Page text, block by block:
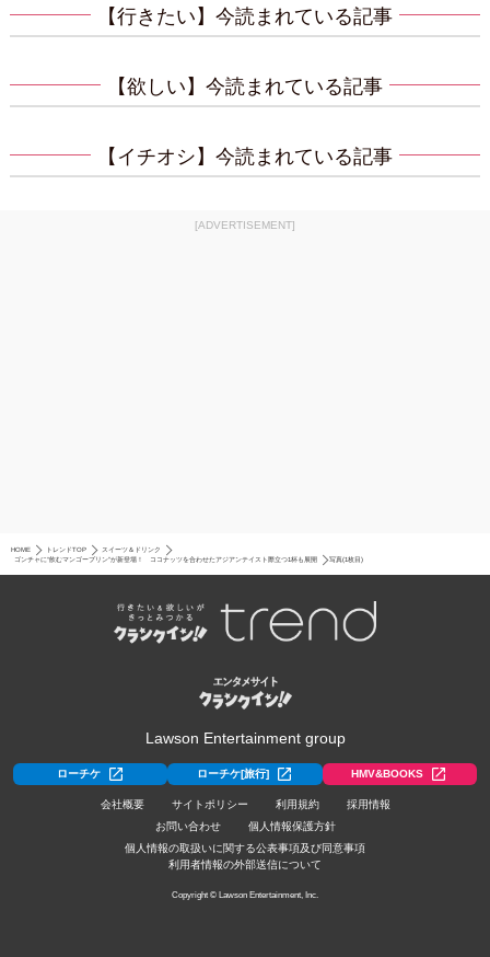
【行きたい】今読まれている記事
【欲しい】今読まれている記事
【イチオシ】今読まれている記事
[ADVERTISEMENT]
HOME トレンドTOP
スイーツ＆ドリンク
ゴンチャに“飲むマンゴープリン”が新登場！ ココナッツを合わせたアジアンテイスト際立つ1杯も展開
写真(1枚目)
Lawson Entertainment group
ローチケ ローチケ[旅行] HMV&BOOKS
会社概要 サイトポリシー 利用規約
採用情報
お問い合わせ
個人情報保護方針
個人情報の取扱いに関する公表事項及び同意事項
利用者情報の外部送信について
Copyright © Lawson Entertainment, Inc.